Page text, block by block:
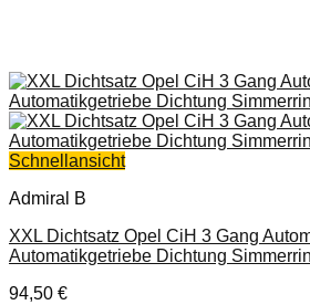
Schnellansicht
Admiral B
XXL Dichtsatz Opel CiH 3 Gang
Automatikgetriebe Dichtung
94,50 €